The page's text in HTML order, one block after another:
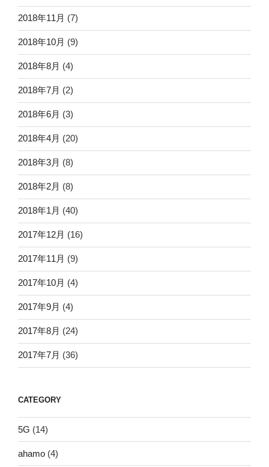
2018年11月 (7)
2018年10月 (9)
2018年8月 (4)
2018年7月 (2)
2018年6月 (3)
2018年4月 (20)
2018年3月 (8)
2018年2月 (8)
2018年1月 (40)
2017年12月 (16)
2017年11月 (9)
2017年10月 (4)
2017年9月 (4)
2017年8月 (24)
2017年7月 (36)
CATEGORY
5G (14)
ahamo (4)